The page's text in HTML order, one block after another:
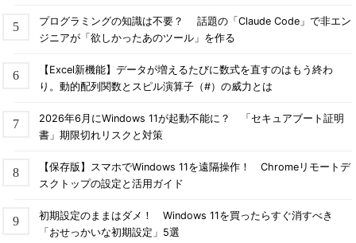
プログラミングの知識は不要？ 話題の「Claude Code」で非エン
ジニアが「欲しかったあのツール」を作る
【Excel新機能】データが増えるたびに数式を直すのはもう終わ
り。動的配列関数とスピル演算子（#）の威力とは
2026年6月にWindows 11が起動不能に？ 「セキュアブート証明
書」期限切れリスクと対策
【保存版】スマホでWindows 11を遠隔操作！ Chromeリモートデ
スクトップの設定と活用ガイド
初期設定のままはダメ！ Windows 11を買ったらすぐ消すべき
「おせっかいな初期設定」5選